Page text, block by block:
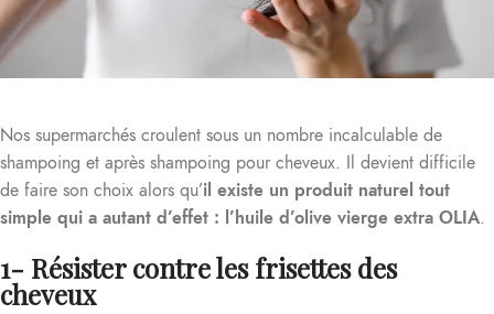
Nos supermarchés croulent sous un nombre incalculable de
shampoing et après shampoing pour cheveux. Il devient difficile
de faire son choix alors qu’il existe un produit naturel tout
simple qui a autant d’effet : l’huile d’olive vierge extra OLIA.
1- Résister contre les frisettes des
cheveux